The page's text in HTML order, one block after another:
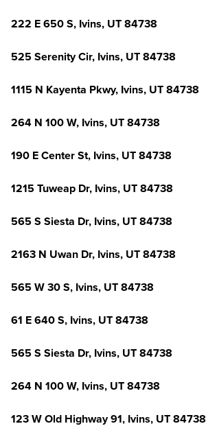
222 E 650 S, Ivins, UT 84738
525 Serenity Cir, Ivins, UT 84738
1115 N Kayenta Pkwy, Ivins, UT 84738
264 N 100 W, Ivins, UT 84738
190 E Center St, Ivins, UT 84738
1215 Tuweap Dr, Ivins, UT 84738
565 S Siesta Dr, Ivins, UT 84738
2163 N Uwan Dr, Ivins, UT 84738
565 W 30 S, Ivins, UT 84738
61 E 640 S, Ivins, UT 84738
565 S Siesta Dr, Ivins, UT 84738
264 N 100 W, Ivins, UT 84738
123 W Old Highway 91, Ivins, UT 84738